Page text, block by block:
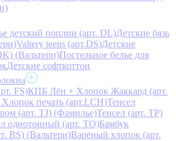
детский поплин (арт. DL)Детские бязь
Valtery teens (арт.DS)Детские
(Вальтери)Постельное белье для
Детские софткоттон
FS)КПБ Лён + Хлопок Жаккард (арт.
печать (арт.LCH)Тенсел
(арт. TJ) (Фамилье)Тенсел (арт. ТР)
однотонный (арт. TO)Бамбук
BS) (Вальтери)Варёный хлопок (арт.